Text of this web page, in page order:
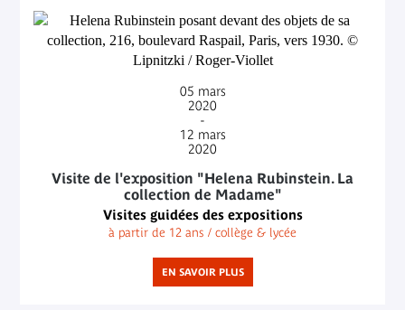
05 mars
2020
-
12 mars
2020
Visite de l'exposition "Helena Rubinstein. La
collection de Madame"
Visites guidées des expositions
à partir de 12 ans / collège & lycée
EN SAVOIR PLUS